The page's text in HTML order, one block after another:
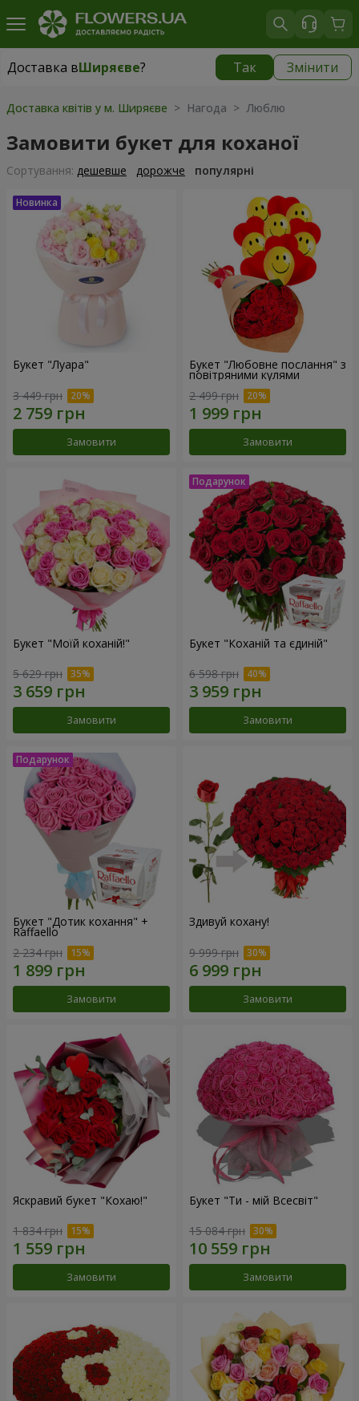
Доставка вШиряєве? Так Змінити
Доставка вШиряєве|
Доставка квітів у м. Ширяєве > Нагода > Люблю
Замовити букет для коханої
Сортування: дешевше дорожче популярні
Букет "Луара"
3 449 грн
Замовити
Букет "Любовне послання" з
повітряними кулями
2 499 грн
Замовити
Букет "Моїй коханій!"
5 629 грн
Замовити
Букет "Коханій та єдиній"
6 598 грн
Замовити
Букет "Дотик кохання" +
Raffaello
2 234 грн
Замовити
Здивуй кохану!
9 999 грн
Замовити
Яскравий букет "Кохаю!"
1 834 грн
Замовити
Букет "Ти - мій Всесвіт"
15 084 грн
Замовити